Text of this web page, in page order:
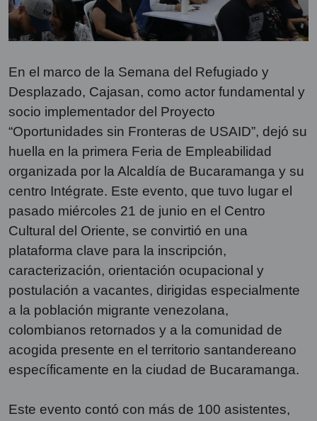
En el marco de la Semana del Refugiado y
Desplazado, Cajasan, como actor fundamental y
socio implementador del Proyecto
“Oportunidades sin Fronteras de USAID”, dejó su
huella en la primera Feria de Empleabilidad
organizada por la Alcaldía de Bucaramanga y su
centro Intégrate. Este evento, que tuvo lugar el
pasado miércoles 21 de junio en el Centro
Cultural del Oriente, se convirtió en una
plataforma clave para la inscripción,
caracterización, orientación ocupacional y
postulación a vacantes, dirigidas especialmente
a la población migrante venezolana,
colombianos retornados y a la comunidad de
acogida presente en el territorio santandereano
específicamente en la ciudad de Bucaramanga.
Este evento contó con más de 100 asistentes,